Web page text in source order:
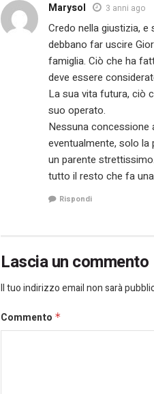
Marysol 3 anni ago
Credo nella giustizia, e
debbano far uscire
famiglia. Ciò che ha
deve essere
La sua vita futura, ciò
suo operato.
Nessuna concessione
eventualmente, solo la
un parente
tutto il resto che fa
Rispondi
Lascia un commento
Il tuo indirizzo email non sarà
Commento *